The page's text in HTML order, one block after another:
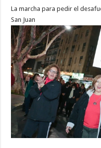
La marcha para pedir el
San Juan